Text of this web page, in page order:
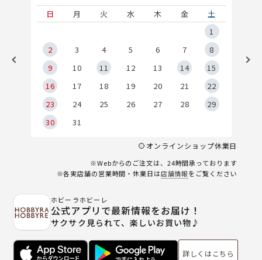
日
月 火 水 木 金
土
1
2
3 4 5 6 7
8
9
10 11 12 13 14
15
16
17 18 19 20 21
22
23
24 25 26 27 28
29
30
31
オンラインショップ休業日
※Webからのご注文は、24時間承っております
※各実店舗の営業時間・休業日は店舗情報をご覧ください
ホビーラホビーレ
公式アプリで最新情報をお届け！
サクサク見られて、楽しいお買い物♪
詳しくはこちら